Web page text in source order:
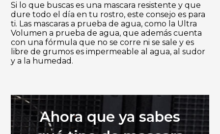
Si lo que buscas es una mascara resistente y que
dure todo el día en tu rostro, este consejo es para
ti. Las mascaras a prueba de agua, como la Ultra
Volumen a prueba de agua, que además cuenta
con una fórmula que no se corre ni se sale y es
libre de grumos es impermeable al agua, al sudor
y a la humedad.
Ahora que ya sabes